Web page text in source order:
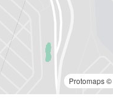
Protomaps©